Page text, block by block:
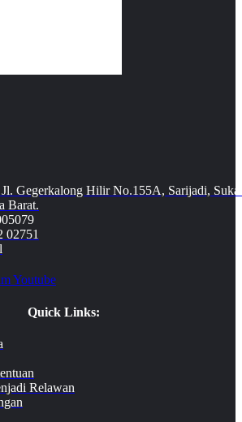
Gegerkalong Hilir No.155A, Sarijadi,
Barat.
02751
Youtube
Quick Links:
Relawan